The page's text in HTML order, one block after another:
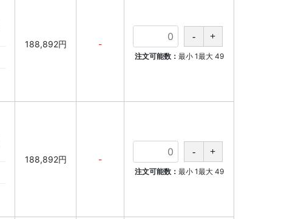
188,892円 -
注文可能数： 最小 1最大 49
188,892円 -
注文可能数： 最小 1最大 49